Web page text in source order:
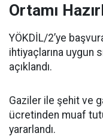
Ortamı
YÖKDİL/2’ye
ihtiyaçlarına uygun
açıklandı.
Gaziler ile şehit ve
ücretinden muaf
yararlandı.